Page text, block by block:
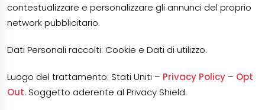
contestualizzare e personalizzare gli annunci del proprio
network pubblicitario.
Dati Personali raccolti: Cookie e Dati di utilizzo.
Luogo del trattamento: Stati Uniti – Privacy Policy – Opt
Out. Soggetto aderente al Privacy Shield.